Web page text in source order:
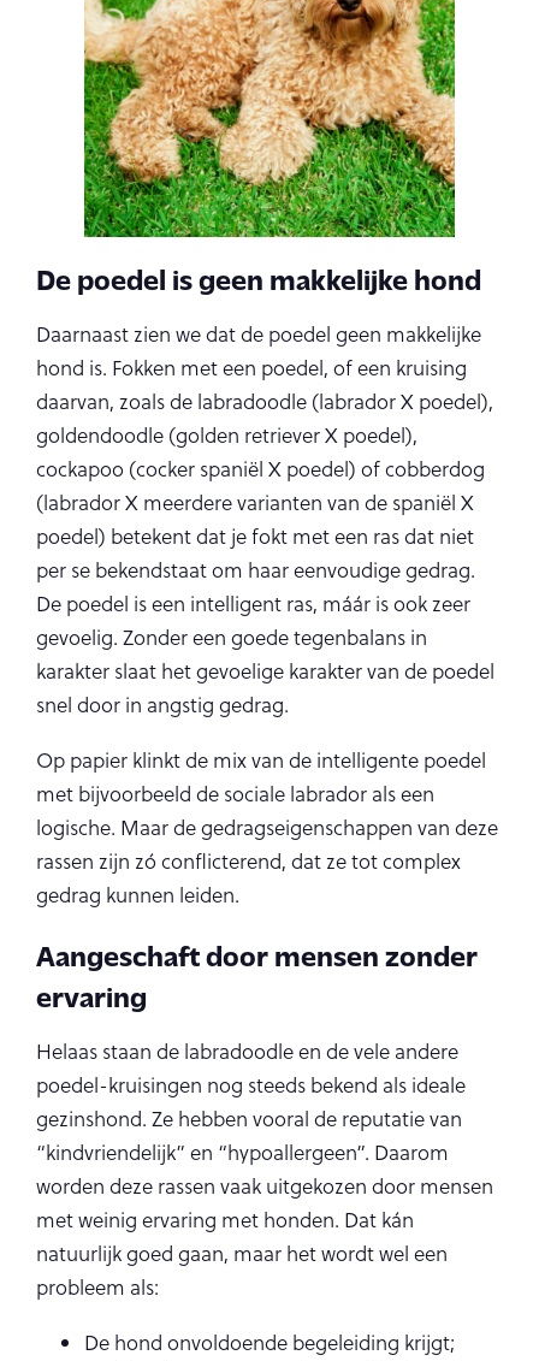
De poedel is geen makkelijke hond
Daarnaast zien we dat de poedel geen makkelijke
hond is. Fokken met een poedel, of een kruising
daarvan, zoals de labradoodle (labrador X poedel),
goldendoodle (golden retriever X poedel),
cockapoo (cocker spaniël X poedel) of cobberdog
(labrador X meerdere varianten van de spaniël X
poedel) betekent dat je fokt met een ras dat niet
per se bekendstaat om haar eenvoudige gedrag.
De poedel is een intelligent ras, máár is ook zeer
gevoelig. Zonder een goede tegenbalans in
karakter slaat het gevoelige karakter van de poedel
snel door in angstig gedrag.
Op papier klinkt de mix van de intelligente poedel
met bijvoorbeeld de sociale labrador als een
logische. Maar de gedragseigenschappen van deze
rassen zijn zó conflicterend, dat ze tot complex
gedrag kunnen leiden.
Aangeschaft door mensen zonder
ervaring
Helaas staan de labradoodle en de vele andere
poedel-kruisingen nog steeds bekend als ideale
gezinshond. Ze hebben vooral de reputatie van
“kindvriendelijk” en “hypoallergeen”. Daarom
worden deze rassen vaak uitgekozen door mensen
met weinig ervaring met honden. Dat kán
natuurlijk goed gaan, maar het wordt wel een
probleem als:
De hond onvoldoende begeleiding krijgt;